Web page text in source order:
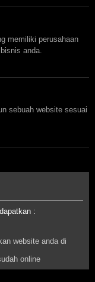
memiliki perusahaan
anda.
sebuah website sesuai
:
website anda di
online